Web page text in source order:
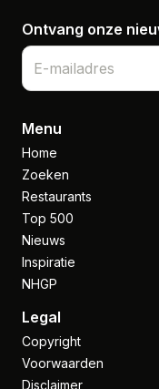
Ontvang onze
Menu
Home
Zoeken
Restaurants
Top 500
Nieuws
Inspiratie
NHGP
Legal
Copyright
Voorwaarden
Disclaimer